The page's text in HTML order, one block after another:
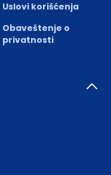
Uslovi korišćenja
Obaveštenje o
privatnosti